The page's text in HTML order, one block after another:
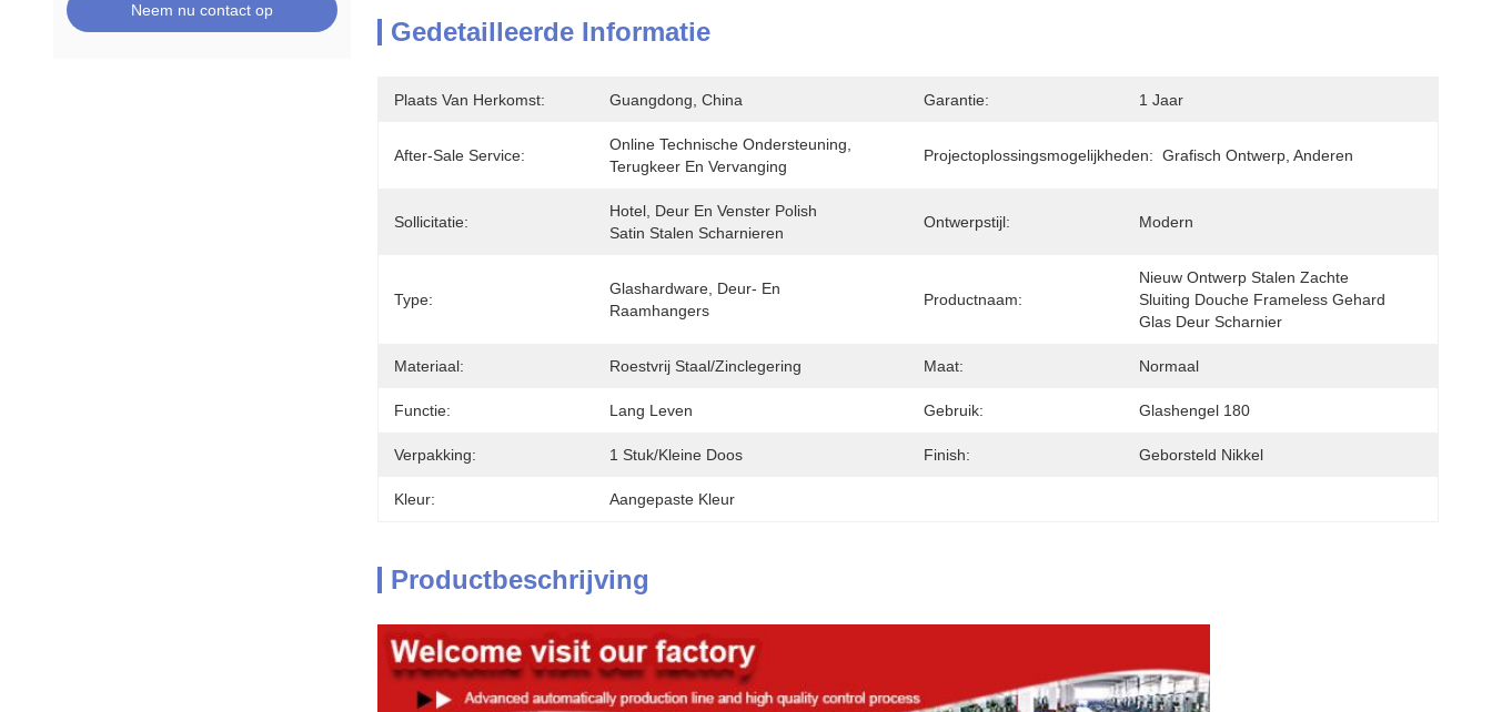
Neem nu contact op
Gedetailleerde Informatie
Plaats Van Herkomst: Guangdong, China Garantie: 1 Jaar
After-Sale Service:
Online Technische Ondersteuning,
Terugkeer En Vervanging
Projectoplossingsmogelijkheden: Grafisch Ontwerp, Anderen
Sollicitatie:
Hotel, Deur En Venster Polish
Satin Stalen Scharnieren
Ontwerpstijl: Modern
Type:
Glashardware, Deur- En
Raamhangers
Productnaam:
Nieuw Ontwerp Stalen Zachte
Sluiting Douche Frameless Gehard
Glas Deur Scharnier
Materiaal: Roestvrij Staal/zinclegering Maat: Normaal
Functie: Lang Leven Gebruik: Glashengel 180
Verpakking: 1 Stuk/kleine Doos Finish: Geborsteld Nikkel
Kleur: Aangepaste Kleur
Productbeschrijving